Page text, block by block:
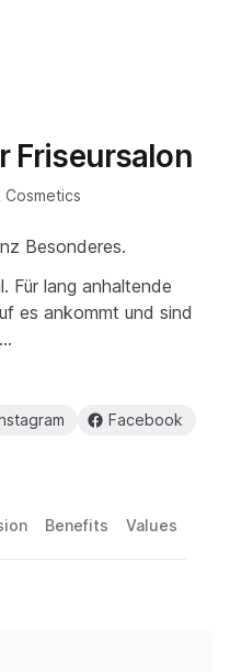
Friseursalon
Cosmetics
Besonderes.
Für lang anhaltende
es ankommt und sind
Facebook
Benefits Values